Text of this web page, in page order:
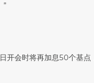
”
开会时将再加息50个基